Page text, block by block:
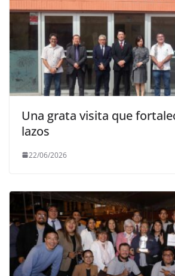
Una grata visita que
lazos
22/06/2026